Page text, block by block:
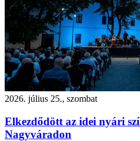
2026. július 25., szombat
Elkezdődött az idei nyári
Nagyváradon